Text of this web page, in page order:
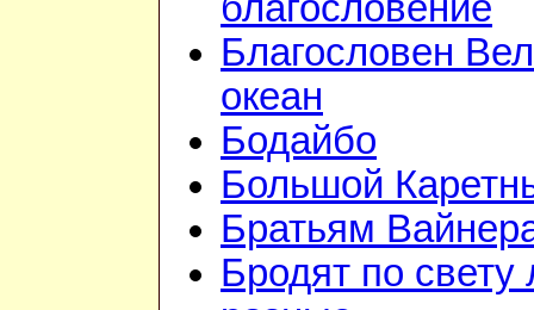
благословение
Благословен
океан
Бодайбо
Большой
Братьям
Бродят по свету